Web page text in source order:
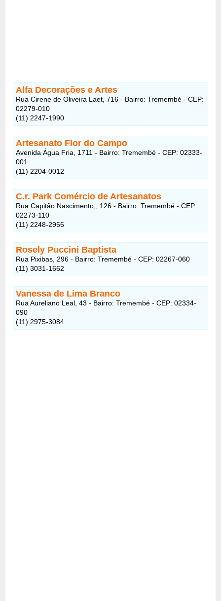
Alfa Decorações e Artes
Rua Cirene de Oliveira Laet, 716 - Bairro: Tremembé - CEP:
02279-010
(11) 2247-1990
Artesanato Flor do Campo
Avenida Água Fria, 1711 - Bairro: Tremembé - CEP: 02333-
001
(11) 2204-0012
C.r. Park Comércio de Artesanatos
Rua Capitão Nascimento,, 126 - Bairro: Tremembé - CEP:
02273-110
(11) 2248-2956
Rosely Puccini Baptista
Rua Pixibas, 296 - Bairro: Tremembé - CEP: 02267-060
(11) 3031-1662
Vanessa de Lima Branco
Rua Aureliano Leal, 43 - Bairro: Tremembé - CEP: 02334-
090
(11) 2975-3084